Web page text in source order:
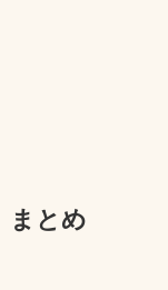
まとめ